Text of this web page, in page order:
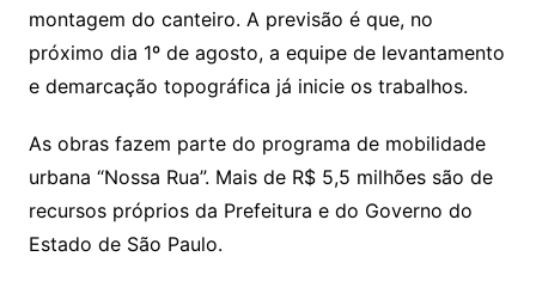
montagem do canteiro. A previsão é que, no
próximo dia 1º de agosto, a equipe de levantamento
e demarcação topográfica já inicie os trabalhos.
As obras fazem parte do programa de mobilidade
urbana “Nossa Rua”. Mais de R$ 5,5 milhões são de
recursos próprios da Prefeitura e do Governo do
Estado de São Paulo.